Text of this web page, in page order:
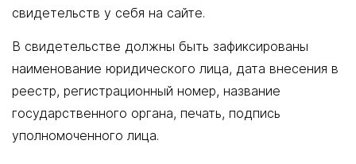
свидетельств у себя на сайте.
В свидетельстве должны быть зафиксированы
наименование юридического лица, дата внесения в
реестр, регистрационный номер, название
государственного органа, печать, подпись
уполномоченного лица.